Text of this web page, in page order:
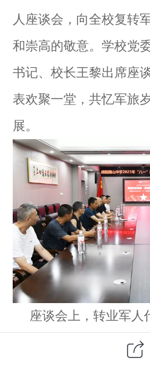
人座谈会，向全校复转
和崇高的敬意。学校党
书记、校长王黎出席座
表欢聚一堂，共忆军旅
展。
座谈会上，转业军人
经历和在学校的工作实